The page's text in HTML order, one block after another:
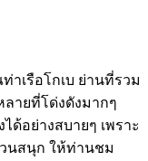
าเรือโกเบ ย่านที่รวม
ายที่โด่งดังมากๆ
ด้อย่างสบายๆ เพราะ
นสนุก ให้ท่านชม